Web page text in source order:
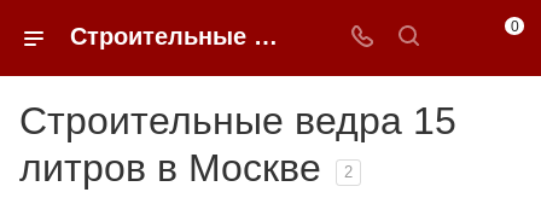
Строительные ведра 15 литров недорого в Москве | 0FFER 0
Строительные ведра 15
литров в Москве
2